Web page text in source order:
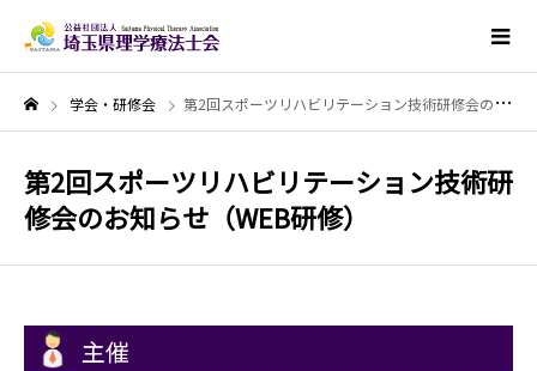
学会・研修会 第2回スポーツリハビリテーション技術研修会のお知らせ（WEB研修）
第2回スポーツリハビリテーション技術研
修会のお知らせ（WEB研修）
主催